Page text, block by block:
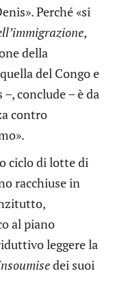
Perché «si
,
della
del Congo e
conclude – è da
contro
ciclo di lotte di
racchiuse in
al piano
leggere la
dei suoi